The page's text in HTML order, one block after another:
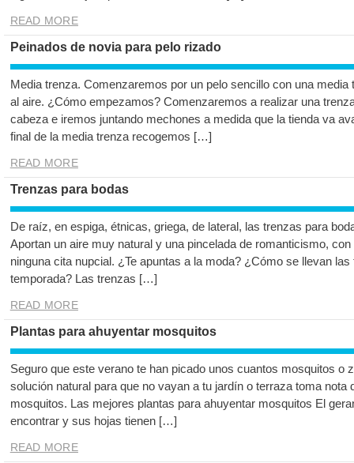
READ MORE
Peinados de novia para pelo rizado
Media trenza. Comenzaremos por un pelo sencillo con una media
al aire. ¿Cómo empezamos? Comenzaremos a realizar una
cabeza e iremos juntando mechones a medida que la tienda va
final de la media trenza recogemos […]
READ MORE
Trenzas para bodas
De raíz, en espiga, étnicas, griega, de lateral, las trenzas para
Aportan un aire muy natural y una pincelada de romanticismo,
ninguna cita nupcial. ¿Te apuntas a la moda? ¿Cómo se llevan
temporada? Las trenzas […]
READ MORE
Plantas para ahuyentar mosquitos
Seguro que este verano te han picado unos cuantos mosquitos o
solución natural para que no vayan a tu jardín o terraza toma nota
mosquitos. Las mejores plantas para ahuyentar mosquitos El
encontrar y sus hojas tienen […]
READ MORE